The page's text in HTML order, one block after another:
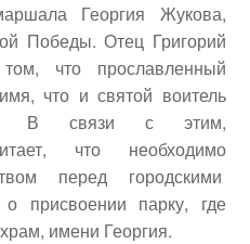
Георгия Жукова,
Победы. Отец Григорий
что прославленный
что и святой воитель
В связи с этим,
что необходимо
перед городскими
присвоении парку, где
имени Георгия.